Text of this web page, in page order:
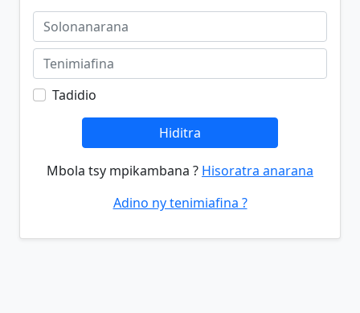
Tadidio
Hiditra
Mbola tsy mpikambana ? Hisoratra anarana
Adino ny tenimiafina ?